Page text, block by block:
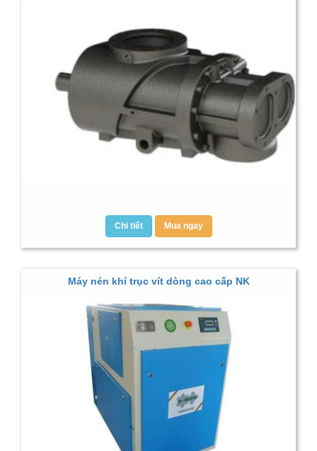
Chi tiết Mua ngay
Máy nén khí trục vít dòng cao cấp NK